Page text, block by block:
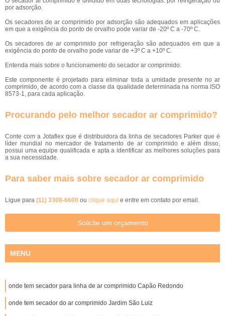
por adsorção.
Os secadores de ar comprimido por adsorção são adequados em aplicações
em que a exigência do ponto de orvalho pode variar de -20º C a -70º C.
Os secadores de ar comprimido por refrigeração são adequados em que a
exigência do ponto de orvalho pode variar de +3º C a +10º C.
Entenda mais sobre o funcionamento do secador ar comprimido:
Este componente é projetado para eliminar toda a umidade presente no ar
comprimido, de acordo com a classe da qualidade determinada na norma ISO
8573-1, para cada aplicação.
Procurando pelo melhor secador ar comprimido?
Conte com a Jotaflex que é distribuidora da linha de secadores Parker que é
líder mundial no mercador de tratamento de ar comprimido e além disso,
possui uma equipe qualificada e apta a identificar as melhores soluções para
a sua necessidade.
Para saber mais sobre secador ar comprimido
Ligue para (11) 3308-6600 ou clique aqui e entre em contato por email.
Solicite um orçamento
MENU
onde tem secador para linha de ar comprimido Capão Redondo
onde tem secador do ar comprimido Jardim São Luiz